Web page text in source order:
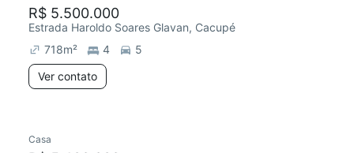
R$ 5.500.000
Estrada Haroldo Soares Glavan, Cacupé
718m² 4
5
Ver contato
Casa